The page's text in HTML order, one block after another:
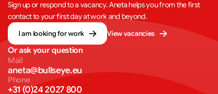
Sign up or respond to a vacancy. Aneta helps you from the first
contact to your first day at work and beyond.
I am looking for work
View vacancies
Or ask your question
Mail
aneta@bullseye.eu
Phone
+31 (0)24 2027 800